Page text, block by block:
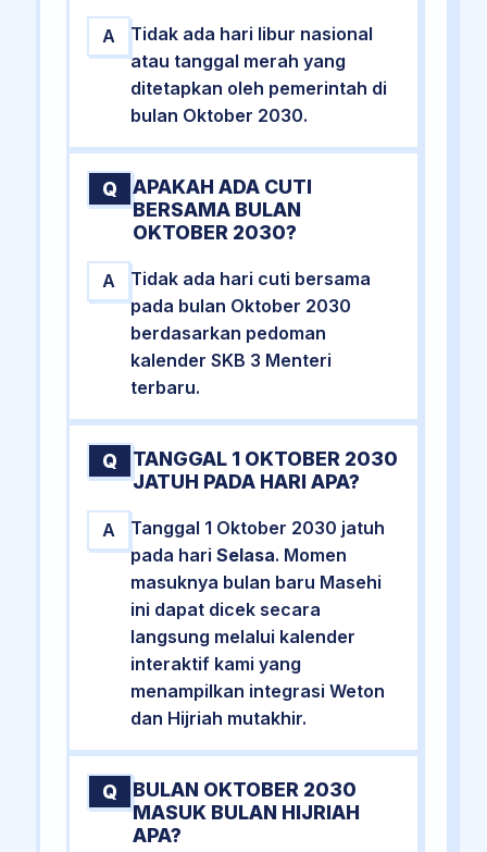
A
Tidak ada hari libur nasional
atau tanggal merah yang
ditetapkan oleh pemerintah di
bulan Oktober 2030.
Q
APAKAH ADA CUTI
BERSAMA BULAN
OKTOBER 2030?
A
Tidak ada hari cuti bersama
pada bulan Oktober 2030
berdasarkan pedoman
kalender SKB 3 Menteri
terbaru.
Q
TANGGAL 1 OKTOBER 2030
JATUH PADA HARI APA?
A
Tanggal 1 Oktober 2030 jatuh
pada hari Selasa. Momen
masuknya bulan baru Masehi
ini dapat dicek secara
langsung melalui kalender
interaktif kami yang
menampilkan integrasi Weton
dan Hijriah mutakhir.
Q
BULAN OKTOBER 2030
MASUK BULAN HIJRIAH
APA?